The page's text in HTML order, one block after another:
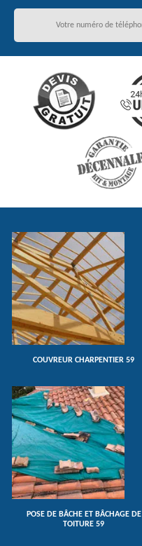
COUVREUR CHARPENTIER 59
POSE DE BÂCHE ET BÂCHAGE DE
TOITURE 59